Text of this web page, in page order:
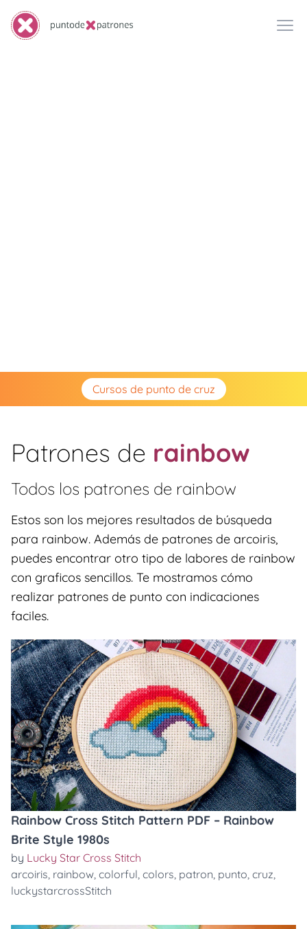
Cursos de punto de cruz
Patrones de rainbow
Todos los patrones de rainbow
Estos son los mejores resultados de búsqueda
para rainbow. Además de patrones de arcoiris,
puedes encontrar otro tipo de labores de rainbow
con graficos sencillos. Te mostramos cómo
realizar patrones de punto con indicaciones
faciles.
Rainbow Cross Stitch Pattern PDF – Rainbow
Brite Style 1980s
by Lucky Star Cross Stitch
arcoiris, rainbow, colorful, colors, patron, punto, cruz,
luckystarcrossStitch